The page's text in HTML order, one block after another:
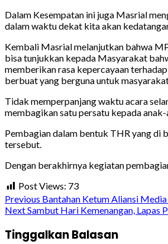
Dalam Kesempatan ini juga Masrial
dalam waktu dekat kita akan
Kembali Masrial melanjutkan bahwa
bisa tunjukkan kepada Masyarakat
memberikan rasa kepercayaan
berbuat yang berguna untuk
Tidak memperpanjang waktu acara
membagikan satu persatu kepada anak-
Pembagian dalam bentuk THR yang di
tersebut.
Dengan berakhirnya kegiatan
Post Views: 73
Continue
Previous Bantahan Ketum Aliansi
NextSambut Hari Kemenangan,
Tinggalkan Balasan